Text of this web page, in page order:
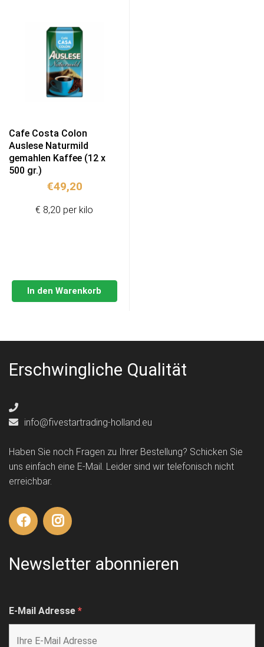
Cafe Costa Colon
Auslese Naturmild
gemahlen Kaffee (12 x
500 gr.)
€49,20
In den Warenkorb
€ 8,20 per kilo
Erschwingliche Qualität
info@fivestartrading-holland.eu
Haben Sie noch Fragen zu Ihrer Bestellung? Schicken Sie
uns einfach eine E-Mail. Leider sind wir telefonisch nicht
erreichbar.
Newsletter abonnieren
E-Mail Adresse *